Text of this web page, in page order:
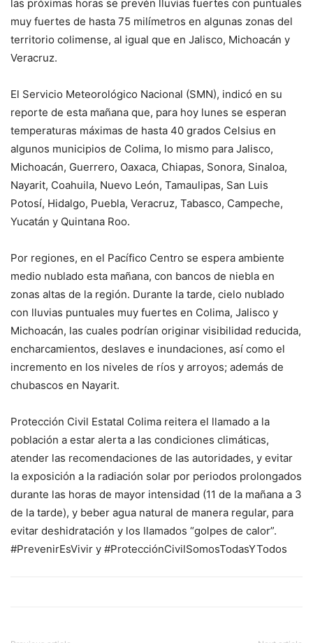
las próximas horas se prevén lluvias fuertes con puntuales
muy fuertes de hasta 75 milímetros en algunas zonas del
territorio colimense, al igual que en Jalisco, Michoacán y
Veracruz.
El Servicio Meteorológico Nacional (SMN), indicó en su
reporte de esta mañana que, para hoy lunes se esperan
temperaturas máximas de hasta 40 grados Celsius en
algunos municipios de Colima, lo mismo para Jalisco,
Michoacán, Guerrero, Oaxaca, Chiapas, Sonora, Sinaloa,
Nayarit, Coahuila, Nuevo León, Tamaulipas, San Luis
Potosí, Hidalgo, Puebla, Veracruz, Tabasco, Campeche,
Yucatán y Quintana Roo.
Por regiones, en el Pacífico Centro se espera ambiente
medio nublado esta mañana, con bancos de niebla en
zonas altas de la región. Durante la tarde, cielo nublado
con lluvias puntuales muy fuertes en Colima, Jalisco y
Michoacán, las cuales podrían originar visibilidad reducida,
encharcamientos, deslaves e inundaciones, así como el
incremento en los niveles de ríos y arroyos; además de
chubascos en Nayarit.
Protección Civil Estatal Colima reitera el llamado a la
población a estar alerta a las condiciones climáticas,
atender las recomendaciones de las autoridades, y evitar
la exposición a la radiación solar por periodos prolongados
durante las horas de mayor intensidad (11 de la mañana a 3
de la tarde), y beber agua natural de manera regular, para
evitar deshidratación y los llamados “golpes de calor”.
#PrevenirEsVivir y #ProtecciónCivilSomosTodasYTodos